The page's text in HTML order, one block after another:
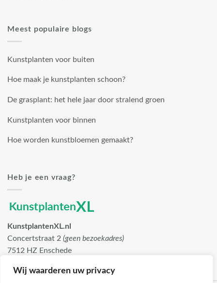
Wij waarderen uw privacy
Meest populaire blogs
Kunstplanten voor buiten
Hoe maak je kunstplanten schoon?
De grasplant: het hele jaar door stralend groen
Kunstplanten voor binnen
Hoe worden kunstbloemen gemaakt?
Heb je een vraag?
KunstplantenXL.nl
Concertstraat 2 (geen bezoekadres)
7512 HZ Enschede